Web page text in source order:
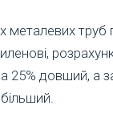
металевих
25% довший, а